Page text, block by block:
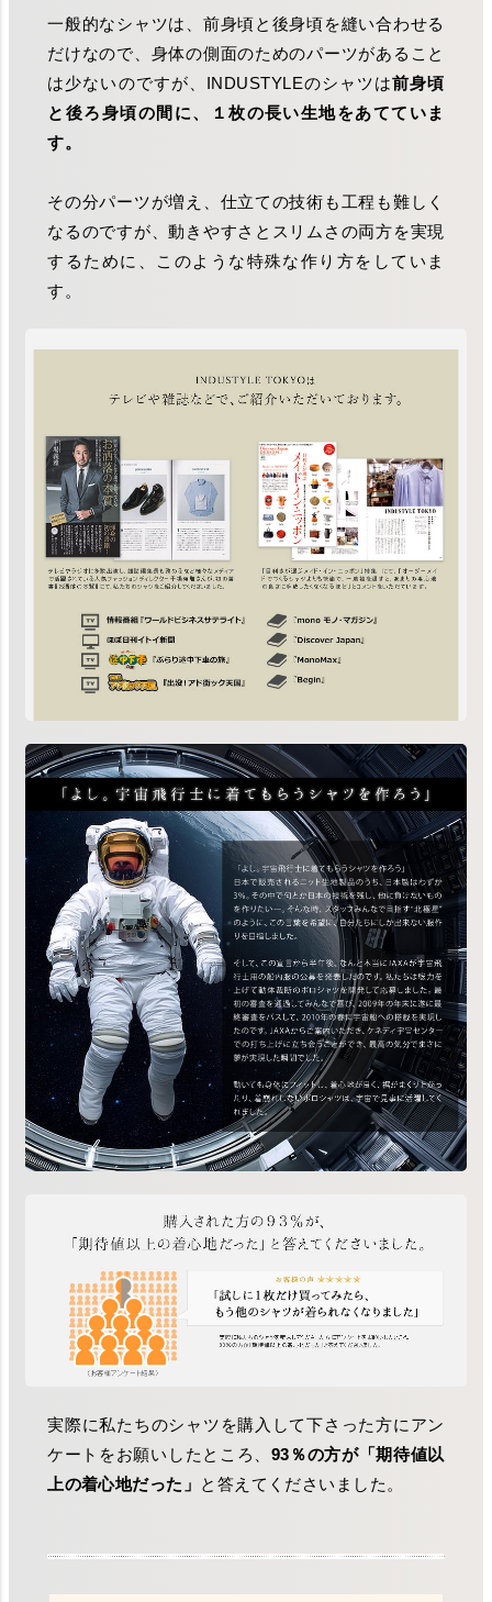
一般的なシャツは、前身頃と後身頃を縫い合わせる
だけなので、身体の側面のためのパーツがあること
は少ないのですが、INDUSTYLEのシャツは前身頃
と後ろ身頃の間に、１枚の長い生地をあてていま
す。
その分パーツが増え、仕立ての技術も工程も難しく
なるのですが、動きやすさとスリムさの両方を実現
するために、このような特殊な作り方をしていま
す。
実際に私たちのシャツを購入して下さった方にアン
ケートをお願いしたところ、 93％の方が「期待値以
上の着心地だった」 と答えてくださいました。